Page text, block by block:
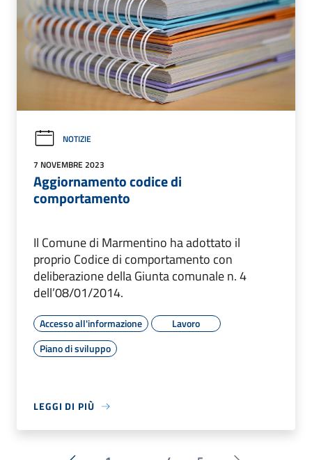
NOTIZIE
7 NOVEMBRE 2023
Aggiornamento codice di
comportamento
Il Comune di Marmentino ha adottato il
proprio Codice di comportamento con
deliberazione della Giunta comunale n. 4
dell’08/01/2014.
Accesso all'informazione
Lavoro
Piano di sviluppo
LEGGI DI PIÙ